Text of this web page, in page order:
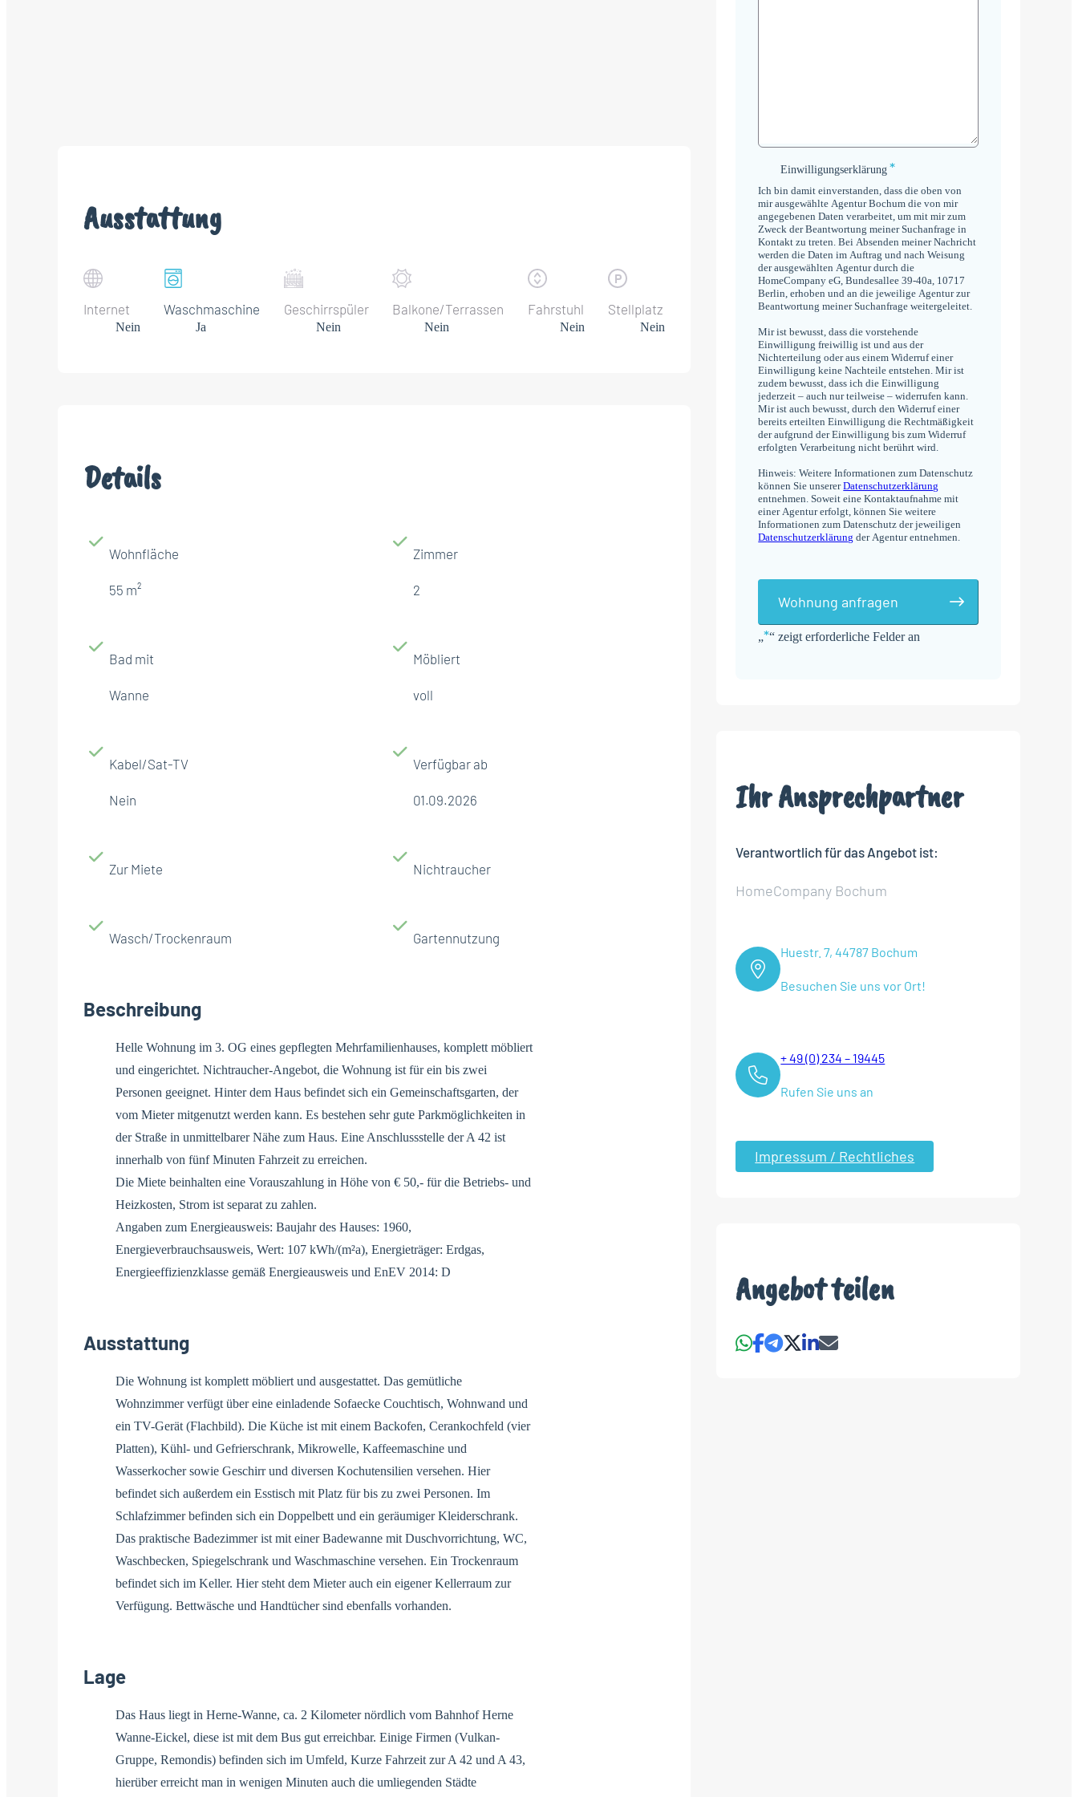
Ausstattung
Internet
Nein
Waschmaschine
Ja
Geschirrspüler
Nein
Balkone/Terrassen
Nein
Fahrstuhl
Nein
Stellplatz
Nein
Details
Wohnfläche
55 m²
Zimmer
2
Bad mit
Wanne
Möbliert
voll
Kabel/Sat-TV
Nein
Verfügbar ab
01.09.2026
Zur Miete Nichtraucher
Wasch/Trockenraum Gartennutzung
Beschreibung
Helle Wohnung im 3. OG eines gepflegten Mehrfamilienhauses, komplett möbliert
und eingerichtet. Nichtraucher-Angebot, die Wohnung ist für ein bis zwei
Personen geeignet. Hinter dem Haus befindet sich ein Gemeinschaftsgarten, der
vom Mieter mitgenutzt werden kann. Es bestehen sehr gute Parkmöglichkeiten in
der Straße in unmittelbarer Nähe zum Haus. Eine Anschlussstelle der A 42 ist
innerhalb von fünf Minuten Fahrzeit zu erreichen.
Die Miete beinhalten eine Vorauszahlung in Höhe von € 50,- für die Betriebs- und
Heizkosten, Strom ist separat zu zahlen.
Angaben zum Energieausweis: Baujahr des Hauses: 1960,
Energieverbrauchsausweis, Wert: 107 kWh/(m²a), Energieträger: Erdgas,
Energieeffizienzklasse gemäß Energieausweis und EnEV 2014: D
Ausstattung
Die Wohnung ist komplett möbliert und ausgestattet. Das gemütliche
Wohnzimmer verfügt über eine einladende Sofaecke Couchtisch, Wohnwand und
ein TV-Gerät (Flachbild). Die Küche ist mit einem Backofen, Cerankochfeld (vier
Platten), Kühl- und Gefrierschrank, Mikrowelle, Kaffeemaschine und
Wasserkocher sowie Geschirr und diversen Kochutensilien versehen. Hier
befindet sich außerdem ein Esstisch mit Platz für bis zu zwei Personen. Im
Schlafzimmer befinden sich ein Doppelbett und ein geräumiger Kleiderschrank.
Das praktische Badezimmer ist mit einer Badewanne mit Duschvorrichtung, WC,
Waschbecken, Spiegelschrank und Waschmaschine versehen. Ein Trockenraum
befindet sich im Keller. Hier steht dem Mieter auch ein eigener Kellerraum zur
Verfügung. Bettwäsche und Handtücher sind ebenfalls vorhanden.
Lage
Das Haus liegt in Herne-Wanne, ca. 2 Kilometer nördlich vom Bahnhof Herne
Wanne-Eickel, diese ist mit dem Bus gut erreichbar. Einige Firmen (Vulkan-
Gruppe, Remondis) befinden sich im Umfeld, Kurze Fahrzeit zur A 42 und A 43,
hierüber erreicht man in wenigen Minuten auch die umliegenden Städte
„*“ zeigt erforderliche Felder an
Einwilligungserklärung
Einwilligungserklärung *
Ich bin damit einverstanden, dass die oben von
mir ausgewählte Agentur Bochum die von mir
angegebenen Daten verarbeitet, um mit mir zum
Zweck der Beantwortung meiner Suchanfrage in
Kontakt zu treten. Bei Absenden meiner Nachricht
werden die Daten im Auftrag und nach Weisung
der ausgewählten Agentur durch die
HomeCompany eG, Bundesallee 39-40a, 10717
Berlin, erhoben und an die jeweilige Agentur zur
Beantwortung meiner Suchanfrage weitergeleitet.
Mir ist bewusst, dass die vorstehende
Einwilligung freiwillig ist und aus der
Nichterteilung oder aus einem Widerruf einer
Einwilligung keine Nachteile entstehen. Mir ist
zudem bewusst, dass ich die Einwilligung
jederzeit – auch nur teilweise – widerrufen kann.
Mir ist auch bewusst, durch den Widerruf einer
bereits erteilten Einwilligung die Rechtmäßigkeit
der aufgrund der Einwilligung bis zum Widerruf
erfolgten Verarbeitung nicht berührt wird.
Hinweis: Weitere Informationen zum Datenschutz
können Sie unsererDatenschutzerklärung
entnehmen. Soweit eine Kontaktaufnahme mit
einer Agentur erfolgt, können Sie weitere
Informationen zum Datenschutz der jeweiligen
Datenschutzerklärung der Agentur entnehmen.
Wohnung anfragen
Ihr Ansprechpartner
Verantwortlich für das Angebot ist:
HomeCompany Bochum
Huestr. 7, 44787 Bochum
Besuchen Sie uns vor Ort!
+ 49 (0) 234 – 19445
Rufen Sie uns an
Impressum / Rechtliches
Angebot teilen